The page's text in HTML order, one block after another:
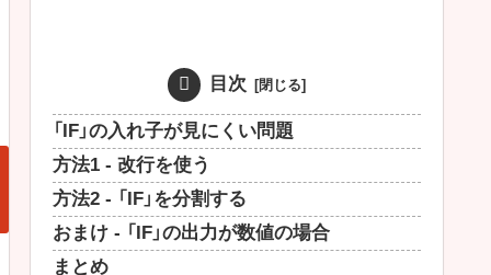
目次
「IF」の入れ子が見にくい問題
方法1 - 改行を使う
方法2 - 「IF」を分割する
おまけ - 「IF」の出力が数値の場合
まとめ